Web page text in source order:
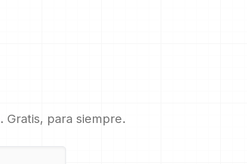
. Gratis, para siempre.